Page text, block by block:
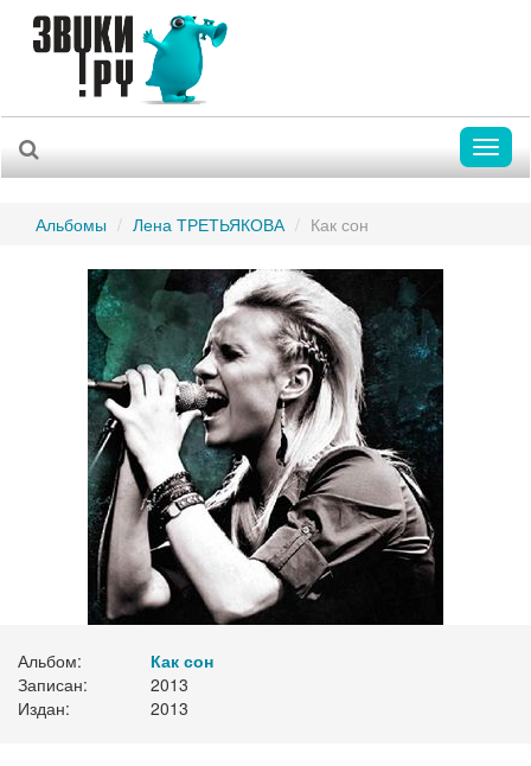
Альбомы Лена ТРЕТЬЯКОВА Как сон
Альбом:
Как сон
Записан:
2013
Издан:
2013